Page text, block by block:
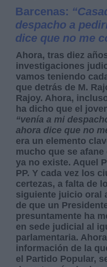
Barcenas:
despacho a
dice que no me
Ahora, tras diez
investigaciones
vamos teniendo
que detrás de M.
Rajoy. Ahora,
ha dicho que el
“venía a mi
ahora dice que no
era un elemento
mucho que se
ya no existe. Aquel
PP. Y cada vez los
certezas, a falta de
siguiente juicio oral
de que un
presuntamente ha
en sede judicial al
parlamentaria.
información de la
el Partido Popular,